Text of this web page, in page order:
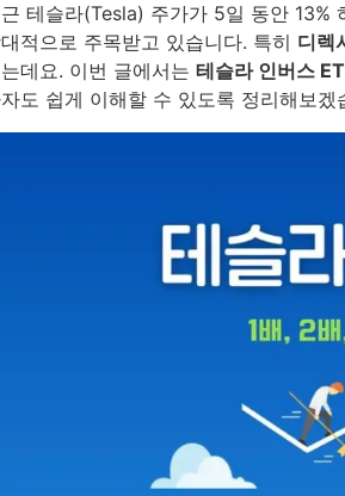
테슬라(Tesla) 주가가 5일 동안 13%
적으로 주목받고 있습니다. 특히 디렉
데요. 이번 글에서는 테슬라 인버스
도 쉽게 이해할 수 있도록 정리해보겠